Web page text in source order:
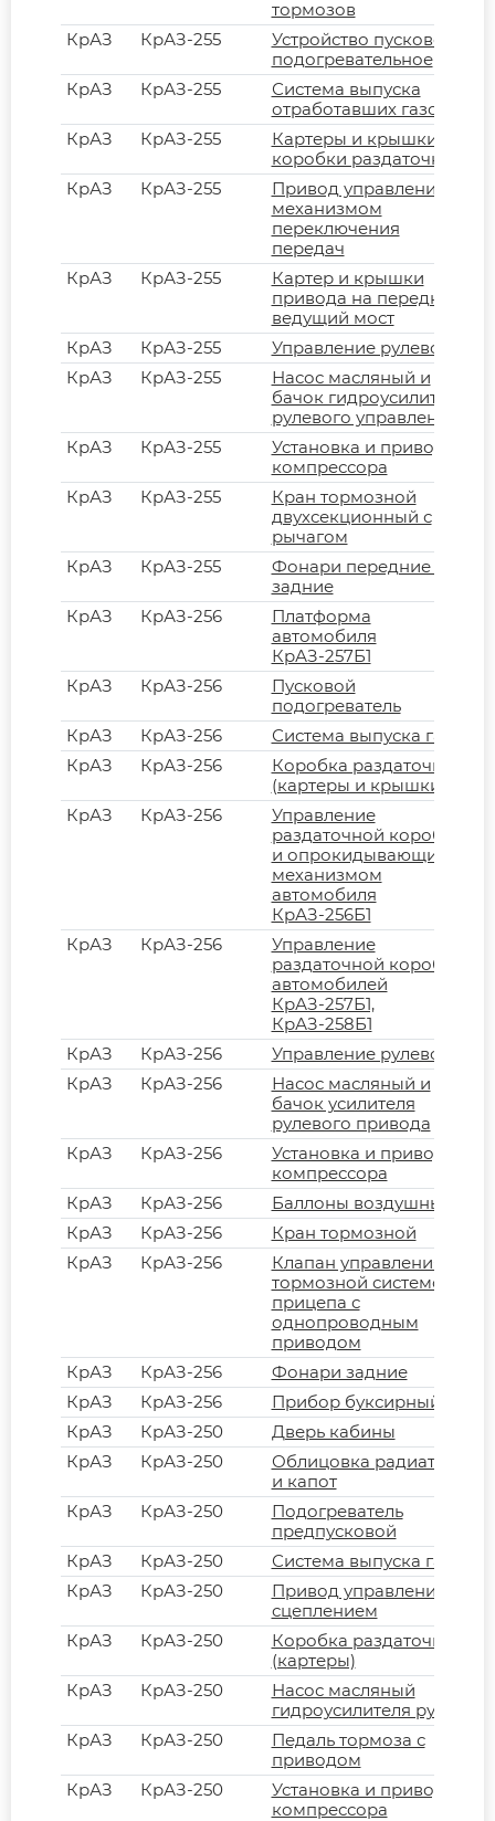
тормозов
КрАЗ
КрАЗ-255
Устройство пусковое
подогревательное
КрАЗ
КрАЗ-255
Система выпуска
отработавших газов
КрАЗ
КрАЗ-255
Картеры и крышки
коробки раздаточной
КрАЗ
КрАЗ-255
Привод управления
механизмом
переключения
передач
КрАЗ
КрАЗ-255
Картер и крышки
привода на передний
ведущий мост
КрАЗ
КрАЗ-255
Управление рулевое
КрАЗ
КрАЗ-255
Насос масляный и
бачок гидроусилителя
рулевого управления
КрАЗ
КрАЗ-255
Установка и привод
компрессора
КрАЗ
КрАЗ-255
Кран тормозной
двухсекционный с
рычагом
КрАЗ
КрАЗ-255
Фонари передние и
задние
КрАЗ
КрАЗ-256
Платформа
автомобиля
КрАЗ-257Б1
КрАЗ
КрАЗ-256
Пусковой
подогреватель
КрАЗ
КрАЗ-256
Система выпуска газов
КрАЗ
КрАЗ-256
Коробка раздаточная
(картеры и крышки)
КрАЗ
КрАЗ-256
Управление
раздаточной коробкой
и опрокидывающим
механизмом
автомобиля
КрАЗ-256Б1
КрАЗ
КрАЗ-256
Управление
раздаточной коробкой
автомобилей
КрАЗ-257Б1,
КрАЗ-258Б1
КрАЗ
КрАЗ-256
Управление рулевое
КрАЗ
КрАЗ-256
Насос масляный и
бачок усилителя
рулевого привода
КрАЗ
КрАЗ-256
Установка и привод
компрессора
КрАЗ
КрАЗ-256
Баллоны воздушные
КрАЗ
КрАЗ-256
Кран тормозной
КрАЗ
КрАЗ-256
Клапан управления
тормозной системой
прицепа с
однопроводным
приводом
КрАЗ
КрАЗ-256
Фонари задние
КрАЗ
КрАЗ-256
Прибор буксирный
КрАЗ
КрАЗ-250
Дверь кабины
КрАЗ
КрАЗ-250
Облицовка радиатора
и капот
КрАЗ
КрАЗ-250
Подогреватель
предпусковой
КрАЗ
КрАЗ-250
Система выпуска газов
КрАЗ
КрАЗ-250
Привод управления
сцеплением
КрАЗ
КрАЗ-250
Коробка раздаточная
(картеры)
КрАЗ
КрАЗ-250
Насос масляный
гидроусилителя руля
КрАЗ
КрАЗ-250
Педаль тормоза с
приводом
КрАЗ
КрАЗ-250
Установка и привод
компрессора